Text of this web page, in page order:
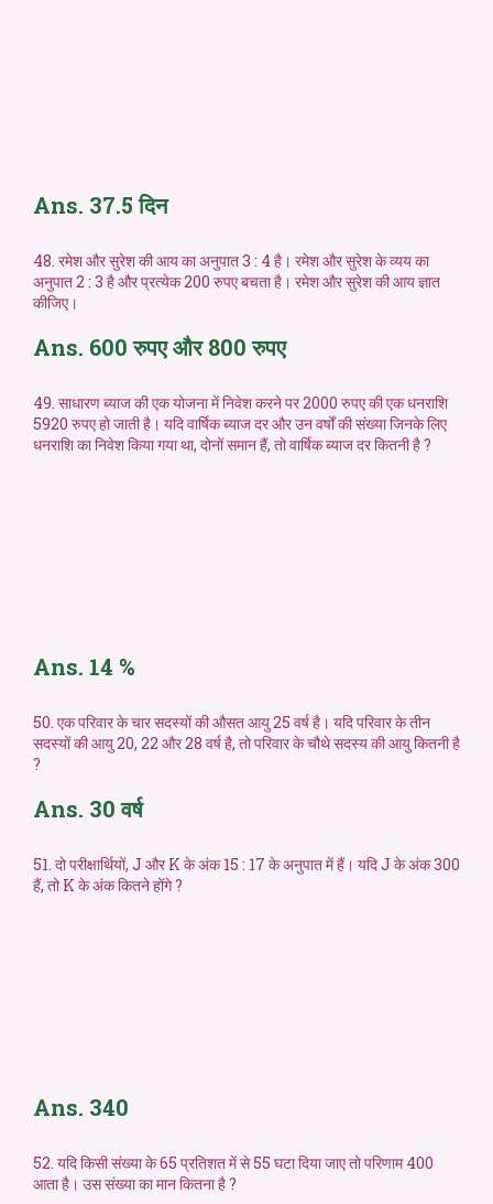
Ans. 37.5 दिन
48. रमेश और सुरेश की आय का अनुपात 3 : 4 है। रमेश और सुरेश के व्यय का
अनुपात 2 : 3 है और प्रत्येक 200 रुपए बचता है। रमेश और सुरेश की आय ज्ञात
कीजिए।
Ans. 600 रुपए और 800 रुपए
49. साधारण ब्याज की एक योजना में निवेश करने पर 2000 रुपए की एक धनराशि
5920 रुपए हो जाती है। यदि वार्षिक ब्याज दर और उन वर्षों की संख्या जिनके लिए
धनराशि का निवेश किया गया था, दोनों समान हैं, तो वार्षिक ब्याज दर कितनी है ?
Ans. 14 %
50. एक परिवार के चार सदस्यों की औसत आयु 25 वर्ष है। यदि परिवार के तीन
सदस्यों की आयु 20, 22 और 28 वर्ष है, तो परिवार के चौथे सदस्य की आयु कितनी है
?
Ans. 30 वर्ष
51. दो परीक्षार्थियों, J और K के अंक 15 : 17 के अनुपात में हैं। यदि J के अंक 300
हैं, तो K के अंक कितने होंगे ?
Ans. 340
52. यदि किसी संख्या के 65 प्रतिशत में से 55 घटा दिया जाए तो परिणाम 400
आता है। उस संख्या का मान कितना है ?